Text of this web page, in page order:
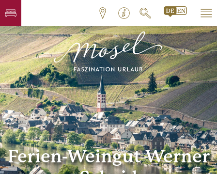
Ferien-Weingut Werner